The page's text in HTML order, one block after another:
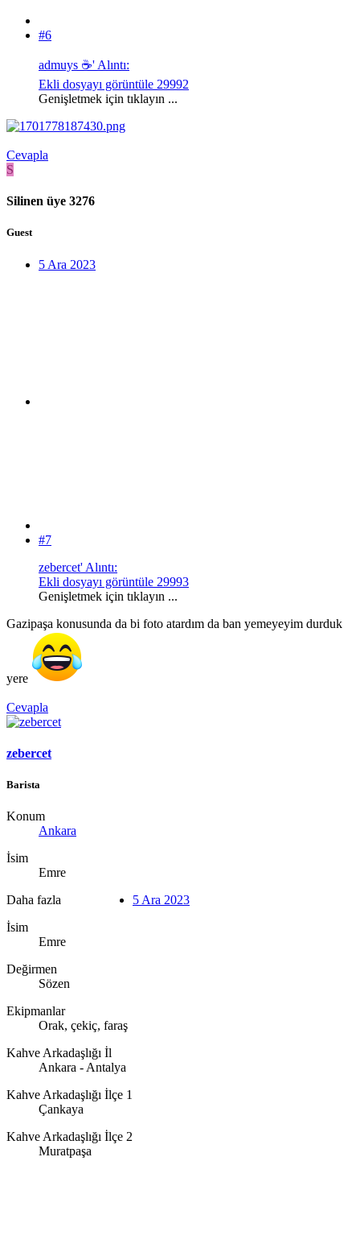
#6
admuys ☕' Alıntı:
Ekli dosyayı görüntüle 29992
Genişletmek için tıklayın ...
Cevapla
S
Silinen üye 3276
Guest
5 Ara 2023
#7
zebercet' Alıntı:
Ekli dosyayı görüntüle 29993
Genişletmek için tıklayın ...
Gazipaşa konusunda da bi foto atardım da ban yemeyeyim durduk
yere
Cevapla
zebercet
Barista
Konum
Ankara
İsim
Emre
Daha fazla
İsim
Emre
Değirmen
Sözen
Ekipmanlar
Orak, çekiç, faraş
Kahve Arkadaşlığı İl
Ankara - Antalya
Kahve Arkadaşlığı İlçe 1
Çankaya
Kahve Arkadaşlığı İlçe 2
Muratpaşa
5 Ara 2023